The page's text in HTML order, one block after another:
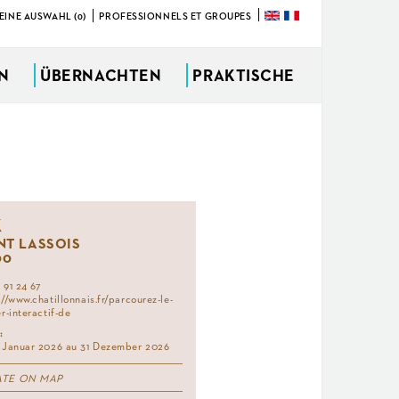
AUSWAHL (0) PROFESSIONNELS ET GROUPES
ÜBERNACHTEN PRAKTISCHE
LASSOIS
24 67
www.chatillonnais.fr/parcourez-le-
interactif-de
Januar 2026 au 31 Dezember 2026
ON MAP